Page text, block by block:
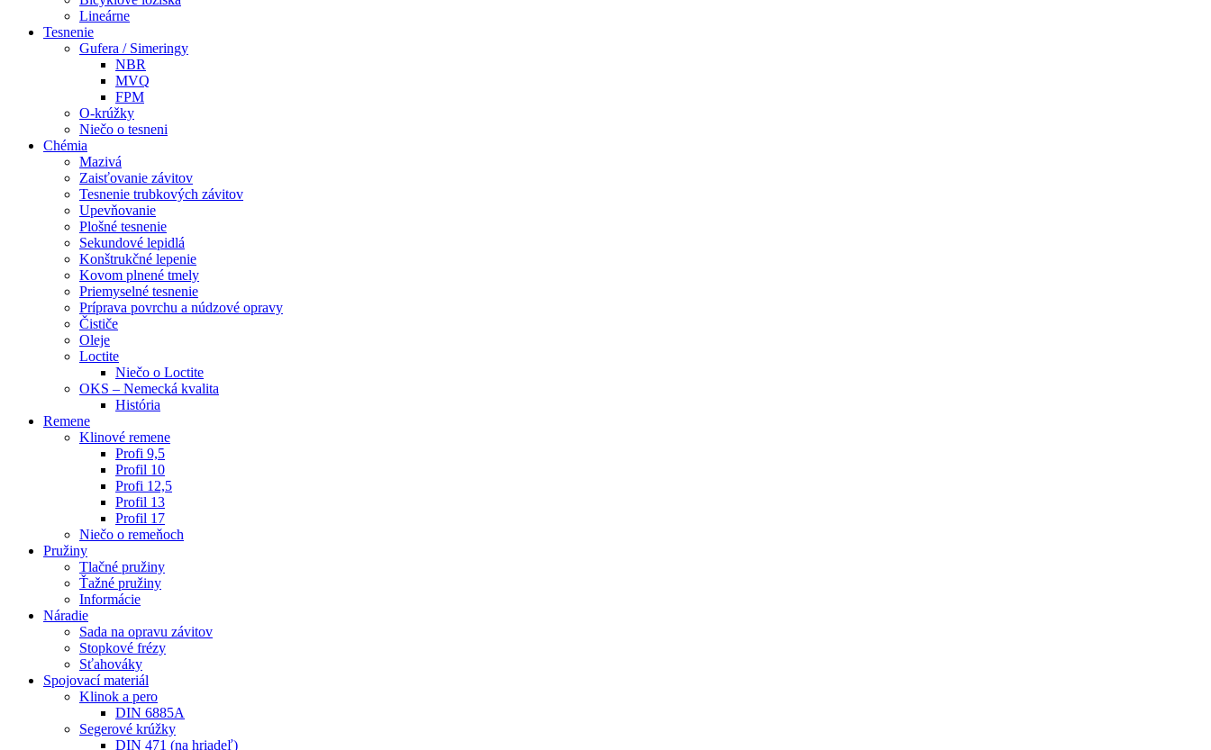
Lineárne
Tesnenie
Gufera / Simeringy
NBR
MVQ
FPM
O-krúžky
Niečo o tesneni
Chémia
Mazivá
Zaisťovanie závitov
Tesnenie trubkových závitov
Upevňovanie
Plošné tesnenie
Sekundové lepidlá
Konštrukčné lepenie
Kovom plnené tmely
Priemyselné tesnenie
Príprava povrchu a núdzové opravy
Čističe
Oleje
Loctite
Niečo o Loctite
OKS – Nemecká kvalita
História
Remene
Klinové remene
Profi 9,5
Profil 10
Profi 12,5
Profil 13
Profil 17
Niečo o remeňoch
Pružiny
Tlačné pružiny
Ťažné pružiny
Informácie
Náradie
Sada na opravu závitov
Stopkové frézy
Sťahováky
Spojovací materiál
Klinok a pero
DIN 6885A
Segerové krúžky
DIN 471 (na hriadeľ)